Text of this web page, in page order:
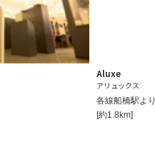
Aluxe
アリュックス
各線船橋駅よ
[約1.8km]